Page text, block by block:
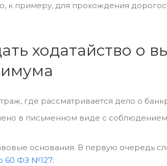
к примеру, для прохождения
ходатайство о
где рассматривается дело о
в письменном виде с
основания. В первую очередь
60 ФЗ №127;